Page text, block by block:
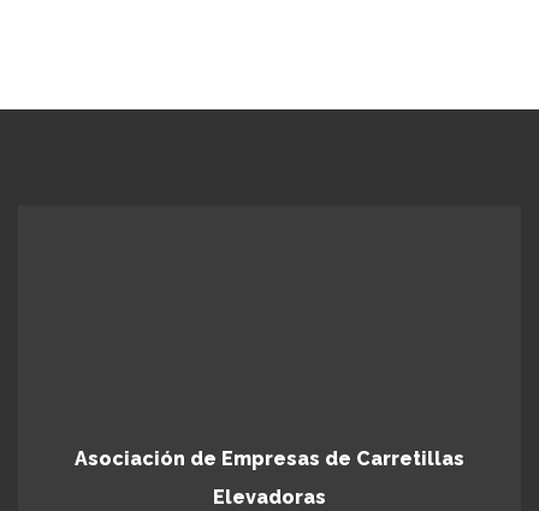
Asociación de Empresas de Carretillas
Elevadoras